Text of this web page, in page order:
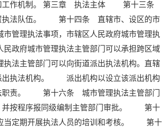
和工作机制。 第三章 执法主体 第十三条
置执法队伍。 第十四条 直辖市、设区的市
管理执法事项，市辖区人民政府城市管理执
政府城市管理执法主管部门可以承担跨区域
主管部门可以向街道派出执法机构。直辖
出执法机构。 派出机构以设立该派出机构
职责。 第十六条 城市管理执法主管部门
并按程序报同级编制主管部门审批。 第十
定期开展执法人员的培训和考核。 第十